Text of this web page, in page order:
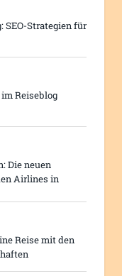
SEO-Strategien für
Reiseblog
Die neuen
Airlines in
Reise mit den